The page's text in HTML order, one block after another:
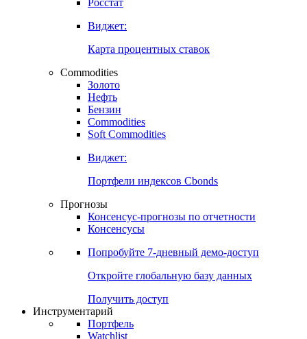
Страницы стран
Росстат
Виджет:
Карта процентных ставок
Commodities
Золото
Бензин
Soft Commodities
Виджет:
Портфели индексов Cbonds
Прогнозы
Консенсусы
Попробуйте7-дневный
Откройте глобальную базу данных